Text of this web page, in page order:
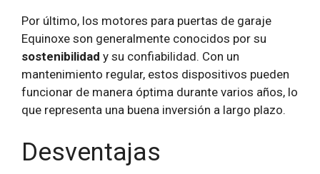
Por último, los motores para puertas de garaje
Equinoxe son generalmente conocidos por su
sostenibilidad y su confiabilidad. Con un
mantenimiento regular, estos dispositivos pueden
funcionar de manera óptima durante varios años, lo
que representa una buena inversión a largo plazo.
Desventajas